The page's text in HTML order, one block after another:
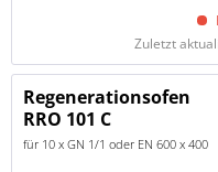
Zuletzt
Regenerationsofen
RRO 101 C
für 10 x GN 1/1 oder EN 600 x 400